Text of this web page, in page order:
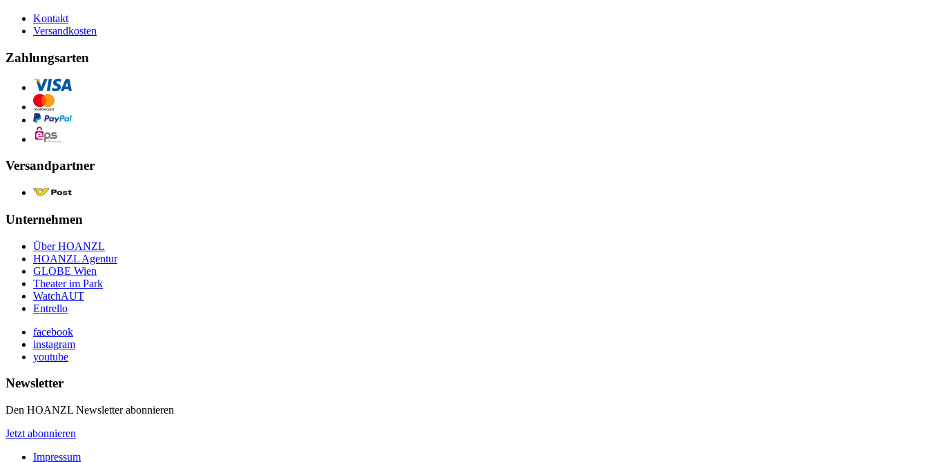
Kontakt
Versandkosten
Zahlungsarten
Versandpartner
Unternehmen
Über HOANZL
HOANZL Agentur
GLOBE Wien
Theater im Park
WatchAUT
Entrello
facebook
instagram
youtube
Newsletter
Den HOANZL Newsletter abonnieren
Jetzt abonnieren
Impressum